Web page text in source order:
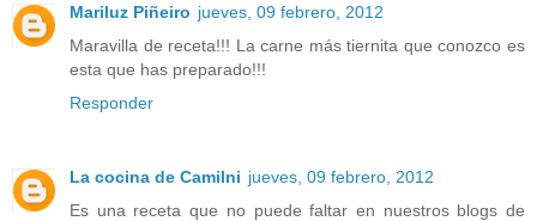
Mariluz Piñeiro jueves, 09 febrero, 2012
Maravilla de receta!!! La carne más tiernita que conozco es
esta que has preparado!!!
Responder
La cocina de Camilni jueves, 09 febrero, 2012
Es una receta que no puede faltar en nuestros blogs de